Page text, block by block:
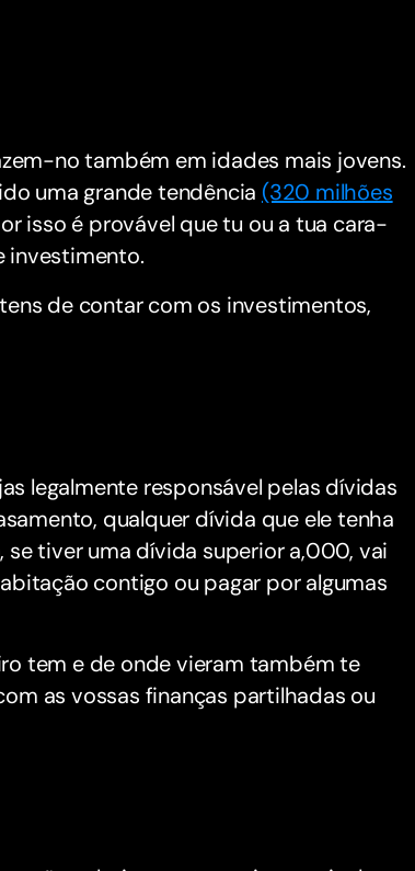
no também em idades mais jovens.
uma grande tendência (320 milhões
isso é provável que tu ou a tua cara-
investimento.
de contar com os investimentos,
legalmente responsável pelas dívidas
qualquer dívida que ele tenha
tiver uma dívida superior a,000, vai
contigo ou pagar por algumas
tem e de onde vieram também te
as vossas finanças partilhadas ou